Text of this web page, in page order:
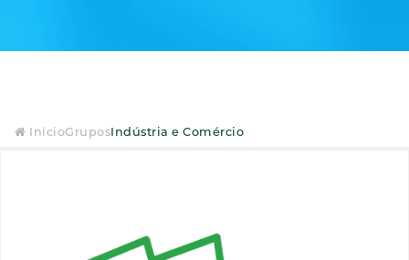
InícioGruposIndústria e Comércio